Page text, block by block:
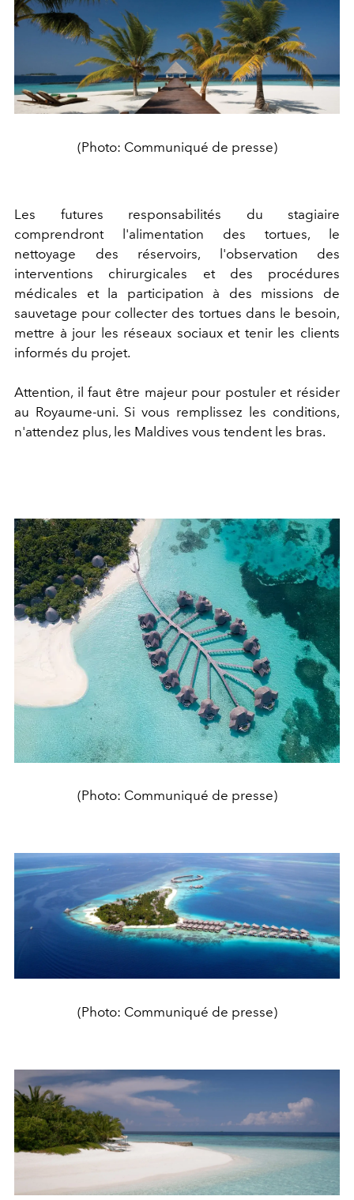
(Photo: Communiqué de presse)
Les futures responsabilités du stagiaire
comprendront l'alimentation des tortues, le
nettoyage des réservoirs, l'observation des
interventions chirurgicales et des procédures
médicales et la participation à des missions de
sauvetage pour collecter des tortues dans le besoin,
mettre à jour les réseaux sociaux et tenir les clients
informés du projet.
Attention, il faut être majeur pour postuler et résider
au Royaume-uni. Si vous remplissez les conditions,
n'attendez plus, les Maldives vous tendent les bras.
(Photo: Communiqué de presse)
(Photo: Communiqué de presse)